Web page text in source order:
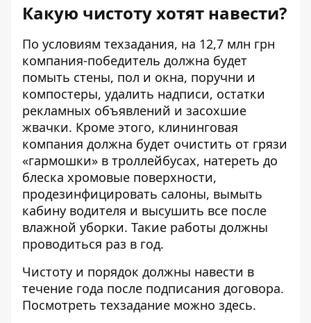
Какую чистоту хотят навести?
По условиям техзадания, на 12,7 млн грн
компания-победитель должна будет
помыть стены, пол и окна, поручни и
компостеры, удалить надписи, остатки
рекламных объявлений и засохшие
жвачки. Кроме этого, клининговая
компания должна будет очистить от грязи
«гармошки» в троллейбусах, натереть до
блеска хромовые поверхности,
продезинфицировать салоны, вымыть
кабину водителя и высушить все после
влажной уборки. Такие работы должны
проводиться раз в год.
Чистоту и порядок должны навести в
течение года после подписания договора.
Посмотреть техзадание можно здесь.